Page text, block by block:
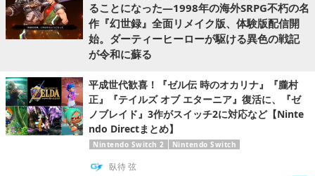
ることになった―1998年の海外SRPG不朽の名
作『幻世録』全面リメイク版、体験版配信開
始。ダーティーヒーローが駆ける異色の戦記
が令和に蘇る
平成世代歓喜！『ゼル伝 時のオカリナ』『朧村
正』『テイルズ オブ エターニア』復活に、『ゼ
ノブレイド』3作がスイッチ2に対応など【Ninte
ndo Directまとめ】
Nintendo Switch 2 Nintendo Switch
臥待 弦